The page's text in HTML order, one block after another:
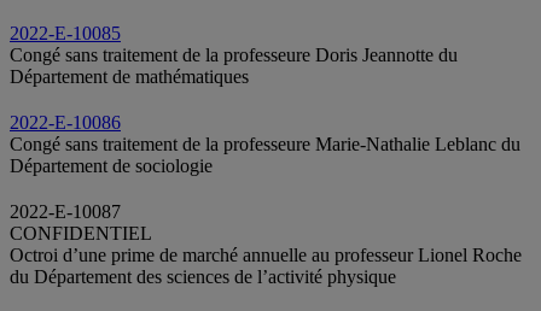
2022-E-10085
Congé sans traitement de la professeure Doris Jeannotte du
Département de mathématiques
2022-E-10086
Congé sans traitement de la professeure Marie-Nathalie Leblanc du
Département de sociologie
2022-E-10087
CONFIDENTIEL
Octroi d’une prime de marché annuelle au professeur Lionel Roche
du Département des sciences de l’activité physique